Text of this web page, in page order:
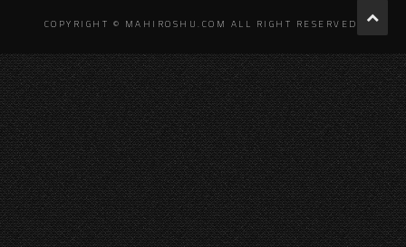
ス
COPYRIGHT © MAHIROSHU.COM ALL RIGHT RESERVED.